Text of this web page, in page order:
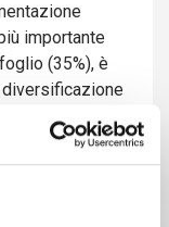
importante
(35%), è